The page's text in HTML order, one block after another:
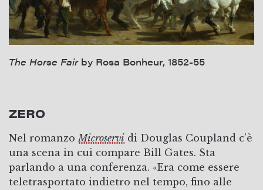
The Horse Fairby Rosa Bonheur, 1852-55
ZERO
Nel romanzoMicroservi di Douglas Coupland c’è
una scena in cui compare Bill Gates. Sta
parlando a una conferenza. «Era come essere
teletrasportato indietro nel tempo, fino alle